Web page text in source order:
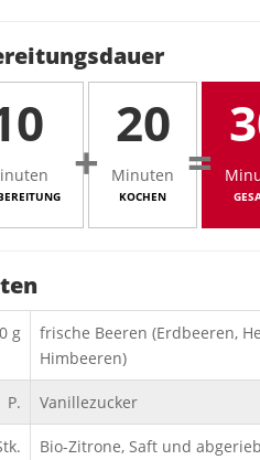
+
20
Minuten
KOCHEN
=
g
frische Beeren (Erdbeeren,
Himbeeren)
P. Vanillezucker
Bio-Zitrone, Saft und